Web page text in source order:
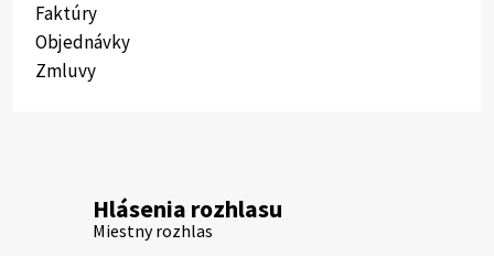
Faktúry
Objednávky
Zmluvy
Hlásenia rozhlasu
Miestny rozhlas